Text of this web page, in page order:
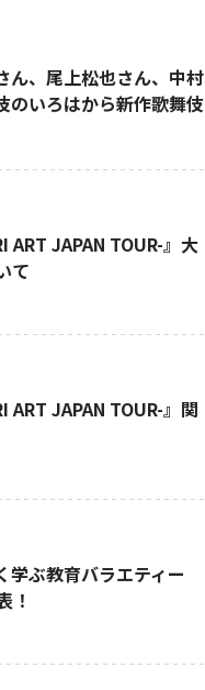
ん、尾上松也さん、中村
のいろはから新作歌舞伎
ART JAPAN TOUR-』大
て
ART JAPAN TOUR-』関
学ぶ教育バラエティー
！